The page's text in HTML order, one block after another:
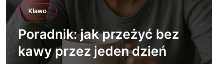
Klawo
Poradnik: jak przeżyć bez
kawy przez jeden dzień